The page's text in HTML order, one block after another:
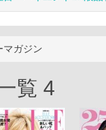
マガジン
覧 4